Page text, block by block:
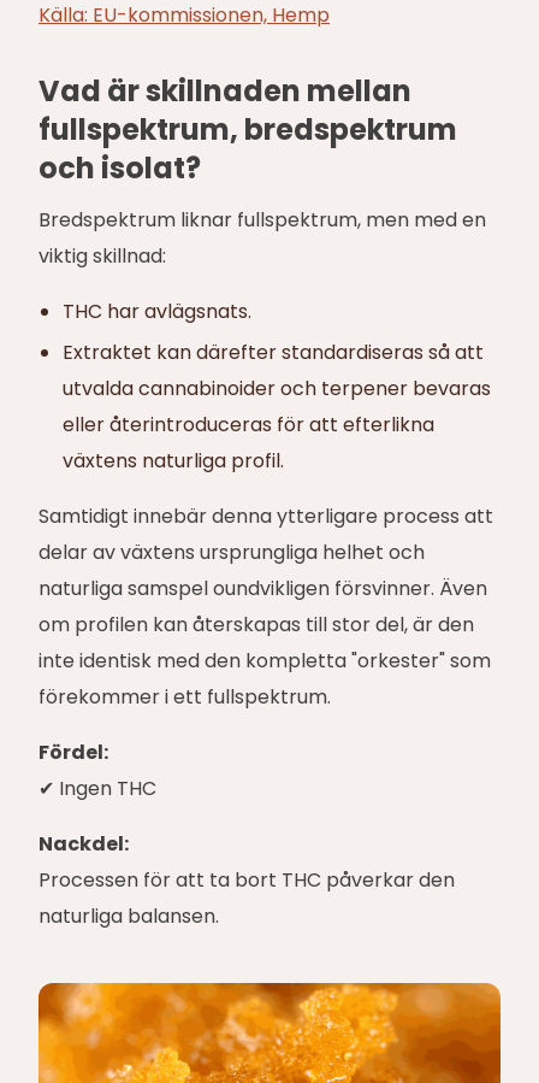
Källa: EU-kommissionen, Hemp
Vad är skillnaden mellan
fullspektrum, bredspektrum
och isolat?
Bredspektrum liknar fullspektrum, men med en
viktig skillnad:
THC har avlägsnats.
Extraktet kan därefter standardiseras så att
utvalda cannabinoider och terpener bevaras
eller återintroduceras för att efterlikna
växtens naturliga profil.
Samtidigt innebär denna ytterligare process att
delar av växtens ursprungliga helhet och
naturliga samspel oundvikligen försvinner. Även
om profilen kan återskapas till stor del, är den
inte identisk med den kompletta "orkester" som
förekommer i ett fullspektrum.
Fördel:
✔ Ingen THC
Nackdel:
Processen för att ta bort THC påverkar den
naturliga balansen.